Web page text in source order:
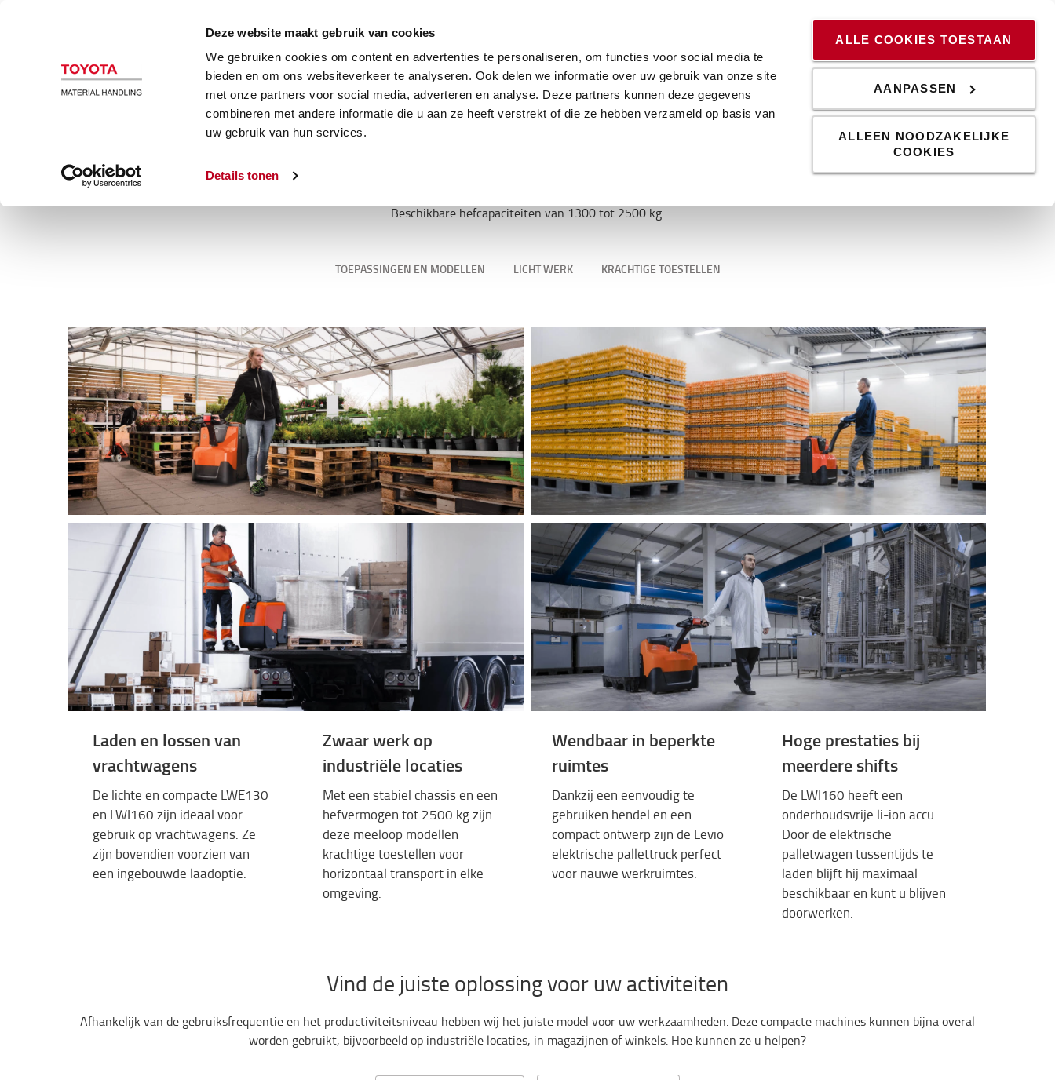
Deze website maakt gebruik van cookies
We gebruiken cookies om content en advertenties te personaliseren, om functies voor social media te
bieden en om ons websiteverkeer te analyseren. Ook delen we informatie over uw gebruik van onze site
met onze partners voor social media, adverteren en analyse. Deze partners kunnen deze gegevens
combineren met andere informatie die u aan ze heeft verstrekt of die ze hebben verzameld op basis van
uw gebruik van hun services.
Details tonen
ALLE COOKIES TOESTAAN
AANPASSEN
ALLEEN NOODZAKELIJKE
COOKIES
Magazijn en heftrucks Automatisering Tweedehands trucks
Elektrische pallettruck
Elektrische meelooppallettrucks
Beschikbare hefcapaciteiten van 1300 tot 2500 kg.
TOEPASSINGEN EN MODELLEN LICHT WERK KRACHTIGE TOESTELLEN
Laden en lossen van
vrachtwagens
De lichte en compacte LWE130
en LWI160 zijn ideaal voor
gebruikop vrachtwagens . Ze
zijn bovendien voorzien van
een ingebouwde laadoptie
Zwaar werk op
industriële locaties
Meteen stabiel chassisen een
hefvermogen tot 2500 kgzijn
deze meeloop modellen
krachtige toestellen voor
horizontaal transport in elke
omgeving.
Wendbaar in beperkte
ruimtes
Dankzij een eenvoudigte
gebruiken hendel en een
compactontwerp zijn de Levio
elektrische pallettruck perfect
voor nauwe werkruimtes
Hoge prestaties bij
meerdere shifts
De LWI160 heefteen
onderhoudsvrije li-ion accu
Door de elektrische
palletwagen tussentijdste
laden blijft hij maximaal
beschikbaaren kunt u blijven
doorwerken
Vind de juiste oplossing voor uw activiteiten
Afhankelijk van de gebruiksfrequentie en het productiviteitsniveau hebben wij het juiste model voor uw werkzaamheden. Deze compacte machines kunnen bijna overal
worden gebruikt, bijvoorbeeld op industriële locaties, in magazijnen of winkels. Hoe kunnen ze u helpen?